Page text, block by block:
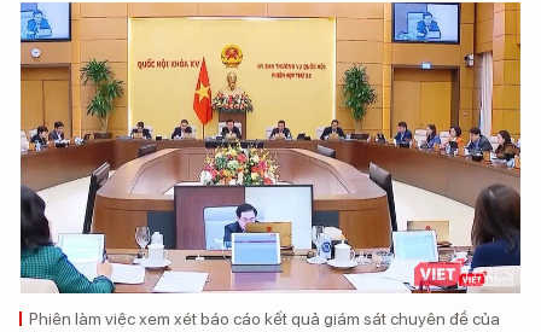
Phiên làm việc xem xét báo cáo kết quả giám sát chuyên đề của